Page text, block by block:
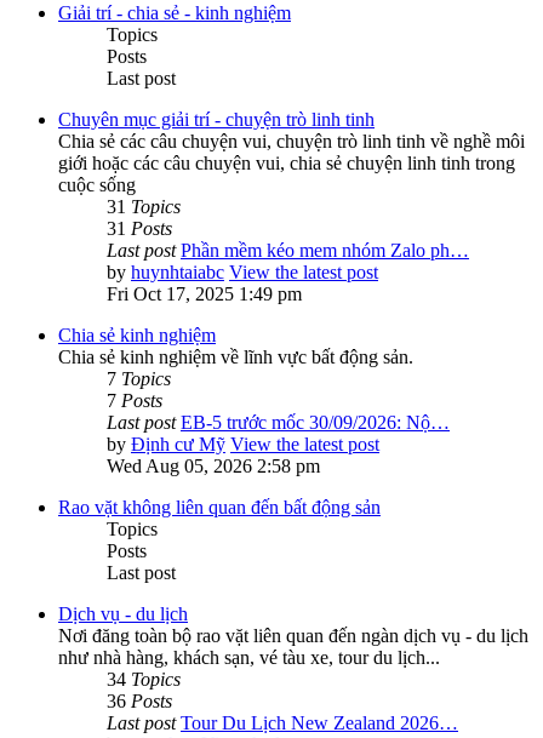
Giải trí - chia sẻ - kinh nghiệm
Topics
Posts
Last post
Chuyên mục giải trí - chuyện trò linh tinh
Chia sẻ các câu chuyện vui, chuyện trò linh tinh về nghề môi
giới hoặc các câu chuyện vui, chia sẻ chuyện linh tinh trong
cuộc sống
31 Topics
31 Posts
Last post Phần mềm kéo mem nhóm Zalo ph…
by huynhtaiabc View the latest post
Fri Oct 17, 2025 1:49 pm
Chia sẻ kinh nghiệm
Chia sẻ kinh nghiệm về lĩnh vực bất động sản.
7 Topics
7 Posts
Last post EB-5 trước mốc 30/09/2026: Nộ…
by Định cư Mỹ View the latest post
Wed Aug 05, 2026 2:58 pm
Rao vặt không liên quan đến bất động sản
Topics
Posts
Last post
Dịch vụ - du lịch
Nơi đăng toàn bộ rao vặt liên quan đến ngàn dịch vụ - du lịch
như nhà hàng, khách sạn, vé tàu xe, tour du lịch...
34 Topics
36 Posts
Last post Tour Du Lịch New Zealand 2026…